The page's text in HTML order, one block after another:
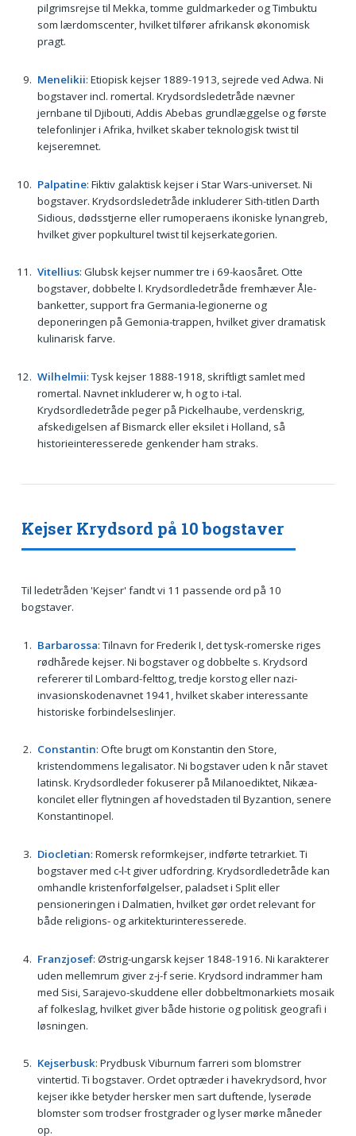
pilgrimsrejse til Mekka, tomme guldmarkeder og Timbuktu
som lærdomscenter, hvilket tilfører afrikansk økonomisk
pragt.
Menelikii: Etiopisk kejser 1889-1913, sejrede ved Adwa. Ni
bogstaver incl. romertal. Krydsordsledetråde nævner
jernbane til Djibouti, Addis Abebas grundlæggelse og første
telefonlinjer i Afrika, hvilket skaber teknologisk twist til
kejseremnet.
Palpatine: Fiktiv galaktisk kejser i Star Wars-universet. Ni
bogstaver. Krydsordsledetråde inkluderer Sith-titlen Darth
Sidious, dødsstjerne eller rumoperaens ikoniske lynangreb,
hvilket giver popkulturel twist til kejserkategorien.
Vitellius: Glubsk kejser nummer tre i 69-kaosåret. Otte
bogstaver, dobbelte l. Krydsordledetråde fremhæver Åle-
banketter, support fra Germania-legionerne og
deponeringen på Gemonia-trappen, hvilket giver dramatisk
kulinarisk farve.
Wilhelmii: Tysk kejser 1888-1918, skriftligt samlet med
romertal. Navnet inkluderer w, h og to i-tal.
Krydsordledetråde peger på Pickelhaube, verdenskrig,
afskedigelsen af Bismarck eller eksilet i Holland, så
historieinteresserede genkender ham straks.
Kejser Krydsord på 10 bogstaver
Til ledetråden 'Kejser' fandt vi 11 passende ord på 10
bogstaver.
Barbarossa: Tilnavn for Frederik I, det tysk-romerske riges
rødhårede kejser. Ni bogstaver og dobbelte s. Krydsord
refererer til Lombard-felttog, tredje korstog eller nazi-
invasionskodenavnet 1941, hvilket skaber interessante
historiske forbindelseslinjer.
Constantin: Ofte brugt om Konstantin den Store,
kristendommens legalisator. Ni bogstaver uden k når stavet
latinsk. Krydsordleder fokuserer på Milanoediktet, Nikæa-
koncilet eller flytningen af hovedstaden til Byzantion, senere
Konstantinopel.
Diocletian: Romersk reformkejser, indførte tetrarkiet. Ti
bogstaver med c-l-t giver udfordring. Krydsordledetråde kan
omhandle kristenforfølgelser, paladset i Split eller
pensioneringen i Dalmatien, hvilket gør ordet relevant for
både religions- og arkitekturinteresserede.
Franzjosef: Østrig-ungarsk kejser 1848-1916. Ni karakterer
uden mellemrum giver z-j-f serie. Krydsord indrammer ham
med Sisi, Sarajevo-skuddene eller dobbeltmonarkiets mosaik
af folkeslag, hvilket giver både historie og politisk geografi i
løsningen.
Kejserbusk: Prydbusk Viburnum farreri som blomstrer
vintertid. Ti bogstaver. Ordet optræder i havekrydsord, hvor
kejser ikke betyder hersker men sart duftende, lyserøde
blomster som trodser frostgrader og lyser mørke måneder
op.